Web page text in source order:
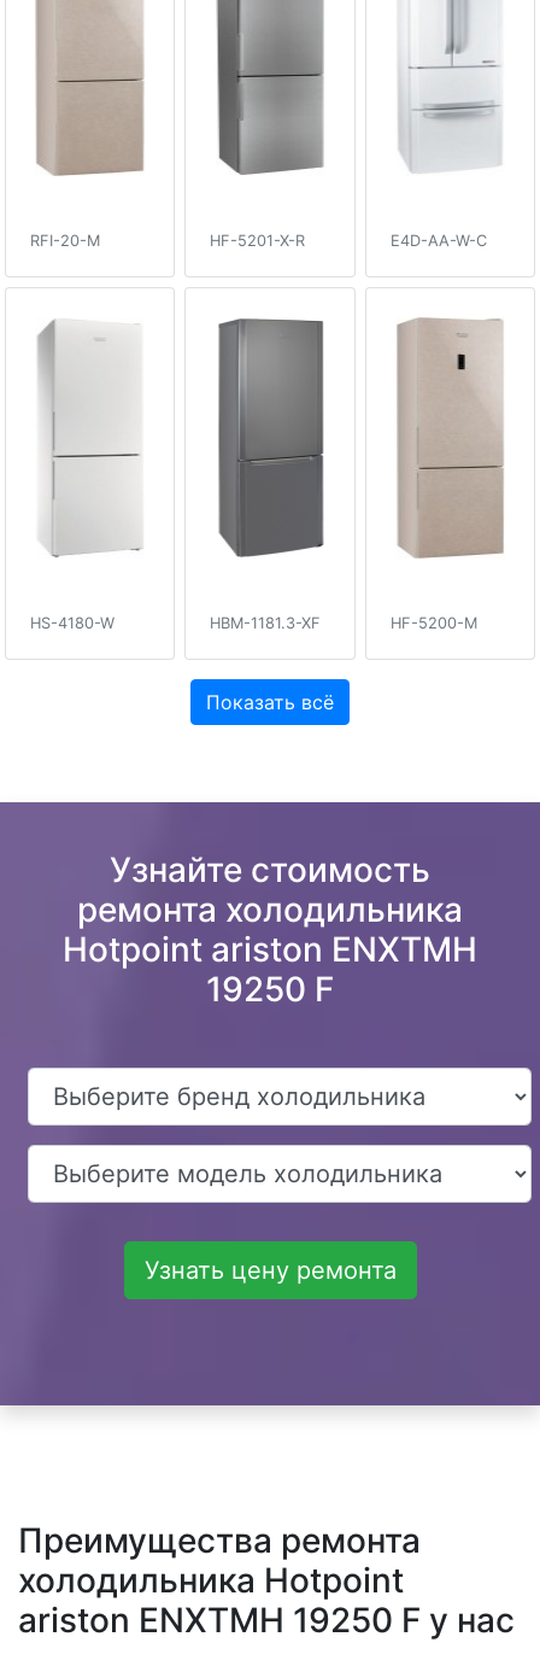
RFI-20-M HF-5201-X-R E4D-AA-W-C
HS-4180-W HBM-1181.3-XF HF-5200-M
Показать всё
Узнайте стоимость
ремонта холодильника
Hotpoint ariston ENXTMH
19250 F
Узнать цену ремонта
Преимущества ремонта
холодильника Hotpoint
ariston ENXTMH 19250 F у нас